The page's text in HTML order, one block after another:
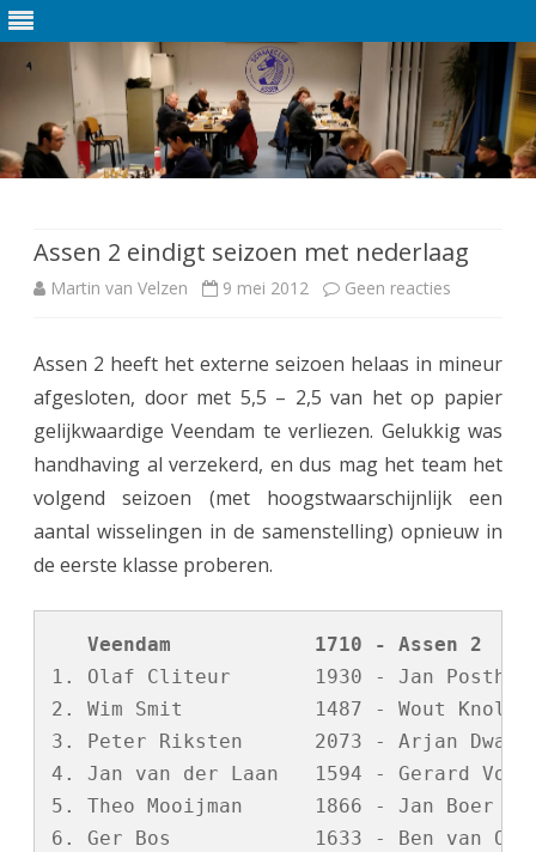
de
inhoud
Assen 2 eindigt seizoen met nederlaag
Martin van Velzen 9 mei 2012 Geen reacties
A
s
e
n
i
n
d
g
Assen 2 heeft het externe seizoen helaas in mineur
afgesloten, door met 5,5 – 2,5 van het op papier
gelijkwaardige Veendam te verliezen. Gelukkig was
handhaving al verzekerd, en dus mag het team het
volgend seizoen (met hoogstwaarschijnlijk een
aantal wisselingen in de samenstelling) opnieuw in
de eerste klasse proberen.
Veendam            1710 - Assen 2
1. Olaf Cliteur       1930 - Jan
2. Wim Smit           1487 - Wout
3. Peter Riksten      2073 - Arjan
4. Jan van der Laan   1594 - Gerard
5. Theo Mooijman      1866 - Jan
6. Ger Bos            1633 - Ben van